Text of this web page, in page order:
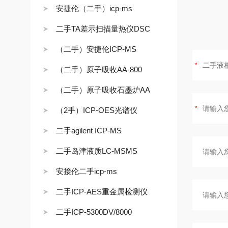
安捷伦（二手）icp-ms
二手TA差示扫描量热仪DSC
（二手）安捷伦ICP-MS
（二手）原子吸收AA-800
（二手）原子吸收石墨炉AA
（2手）ICP-OES光谱仪
二手agilent ICP-MS
二手岛津液质LC-MSMS
安接伦二手icp-ms
二手ICP-AES重金属检测仪
二手ICP-5300DV/8000